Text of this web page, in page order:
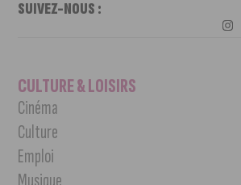
SUIVEZ-NOUS :
CULTURE & LOISIRS
Cinéma
Culture
Emploi